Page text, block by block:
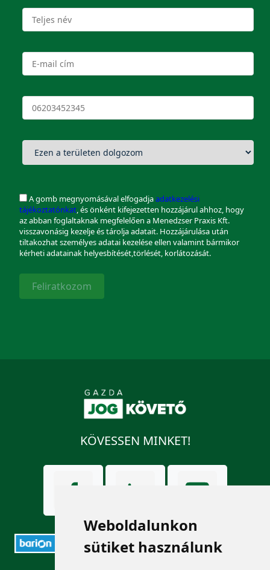
Weboldalunkon
sütiket használunk
A gomb megnyomásával elfogadjaadatkezelési
tájékoztatónkat, és önként kifejezetten hozzájárul ahhoz, hogy
az abban foglaltaknak megfelelően a Menedzser Praxis Kft.
visszavonásig kezelje és tárolja adatait. Hozzájárulása után
tiltakozhat személyes adatai kezelése ellen valamint bármikor
kérheti adatainak helyesbítését,törlését, korlátozását.
Feliratkozom
KÖVESSEN MINKET!